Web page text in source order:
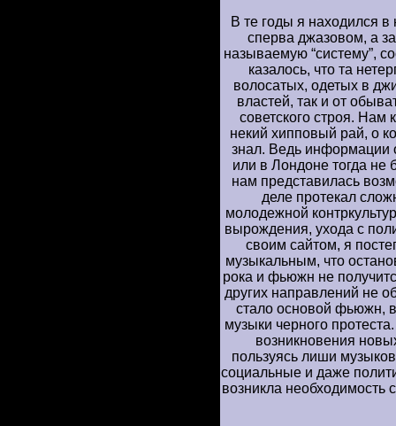
В те годы я находился
сперва джазовом, а
называемую “систему”,
казалось, что та
волосатых, одетых в
властей, так и от
советского строя. Нам
некий хипповый рай, о
знал. Ведь информации
или в Лондоне тогда
нам представилась
деле протекал
молодежной
вырождения, ухода с
своим сайтом, я
музыкальным, что
рока и фьюжн не
других направлений не
стало основой фьюжн,
музыки черного
возникновения
пользуясь лиши
социальные и даже
возникла необходимость